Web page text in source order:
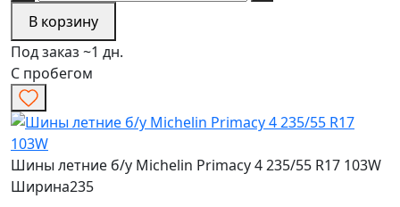
В корзину
Под заказ ~1 дн.
С пробегом
Шины летние б/у Michelin Primacy 4 235/55 R17 103W
Ширина235